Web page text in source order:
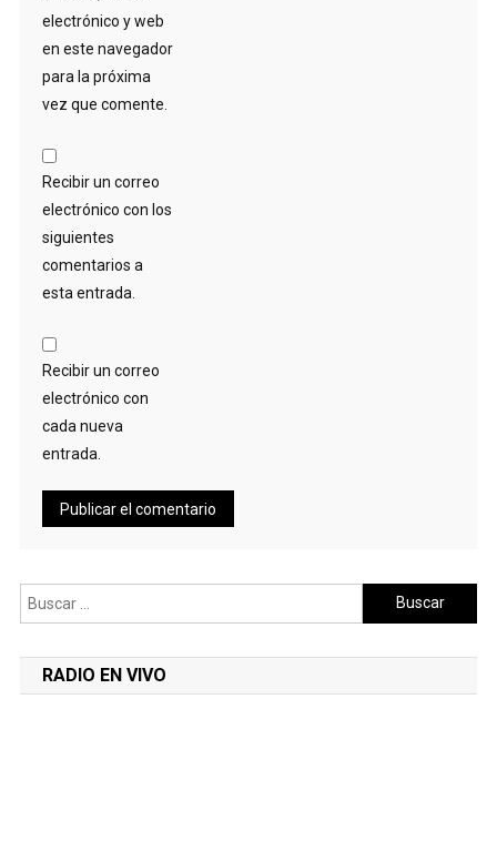
electrónico y web
en este navegador
para la próxima
vez que comente.
Recibir un correo
electrónico con los
siguientes
comentarios a
esta entrada.
Recibir un correo
electrónico con
cada nueva
entrada.
Buscar:
RADIO EN VIVO